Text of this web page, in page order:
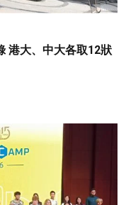
港大、中大各取12狀